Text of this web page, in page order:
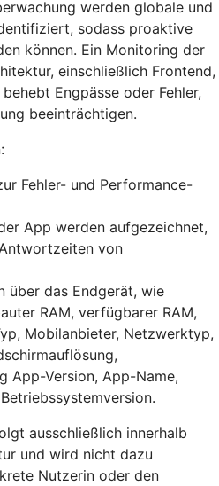
werden globale und
sodass proaktive
können. Ein Monitoring der
einschließlich Frontend,
Engpässe oder Fehler,
beeinträchtigen.
Fehler- und Performance-
App werden aufgezeichnet,
von
über das Endgerät, wie
RAM, verfügbarer RAM,
Mobilanbieter, Netzwerktyp,
App-Version, App-Name,
ausschließlich innerhalb
und wird nicht dazu
Nutzerin oder den